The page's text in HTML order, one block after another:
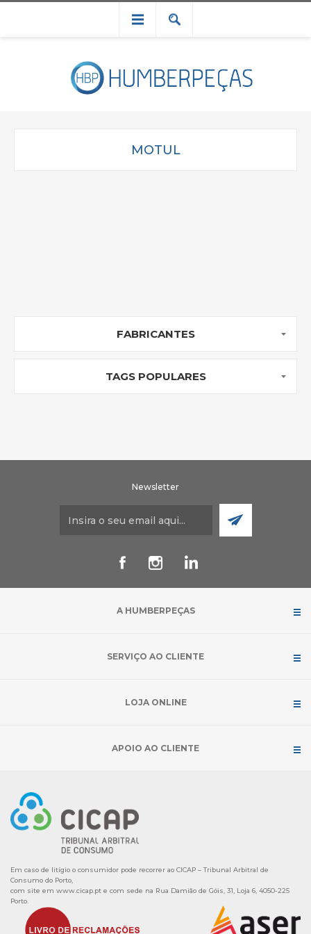
MOTUL
FABRICANTES
TAGS POPULARES
Newsletter
A HUMBERPEÇAS
SERVIÇO AO CLIENTE
LOJA ONLINE
APOIO AO CLIENTE
Em caso de litígio o consumidor pode recorrer ao CICAP – Tribunal Arbitral de
Consumo do Porto,
com site em www.cicap.pt e com sede na Rua Damião de Góis, 31, Loja 6, 4050-225
Porto.